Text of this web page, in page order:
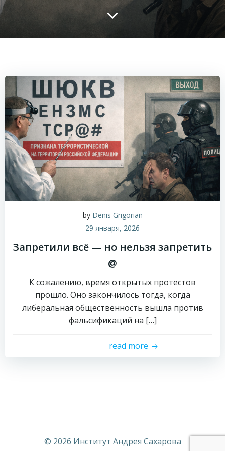
by Denis Grigorian
29 января, 2026
Запретили всё — но нельзя запретить
@
К сожалению, время открытых протестов
прошло. Оно закончилось тогда, когда
либеральная общественность вышла против
фальсификаций на […]
read more
© 2026 Институт Андрея Сахарова